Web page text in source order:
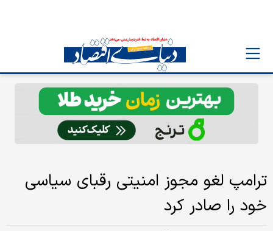
ترامپ لغو مجوز امنیتی رقبای سیاسی
خود را صادر کرد